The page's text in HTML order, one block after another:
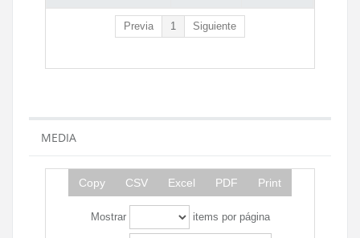
Previa 1 Siguiente
MEDIA
Copy CSV Excel PDF Print
Mostrar items por página